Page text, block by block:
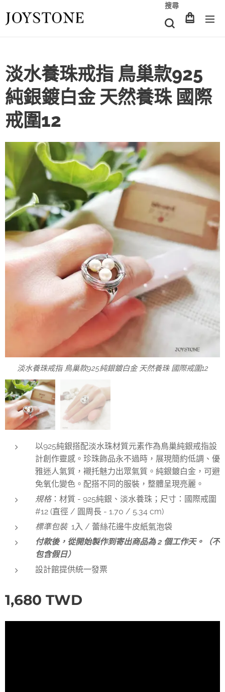
搜尋
淡水養珠戒指 鳥巢款925
純銀鍍白金 天然養珠 國際
戒圍12
淡水養珠戒指 鳥巢款925純銀鍍白金 天然養珠 國際戒圍12
淡水養珠戒指 鳥巢925純銀鍍白金 國際戒圍#12
以925純銀搭配淡水珠材質元素作為鳥巢純銀戒指設
計創作靈感。珍珠飾品永不過時，展現簡約低調、優
雅迷人氣質，襯托魅力出眾氣質。純銀鍍白金，可避
免氧化變色。配搭不同的服裝，整體呈現亮麗。
規格：材質 - 925純銀、淡水養珠；尺寸：國際戒圍
#12 (直徑 / 圓周長 - 1.70 / 5.34 cm)
標準包裝 1入 / 蕾絲花邊牛皮紙氣泡袋
付款後，從開始製作到寄出商品為 2 個工作天。（不
包含假日）
設計館提供統一發票
1,680 TWD